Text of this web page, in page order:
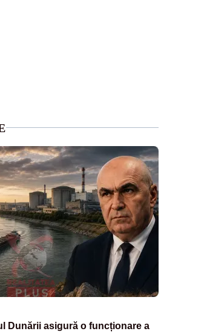
Dunării asigură o funcționare a